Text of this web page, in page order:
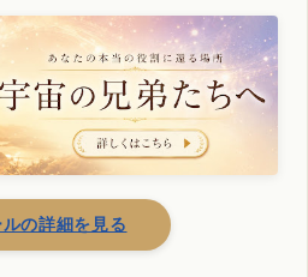
ルの詳細を見る